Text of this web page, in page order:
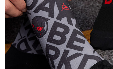
５．嚴禁一人註冊多個帳號或使用他
恩沛科技股份有限公司將有權停止該